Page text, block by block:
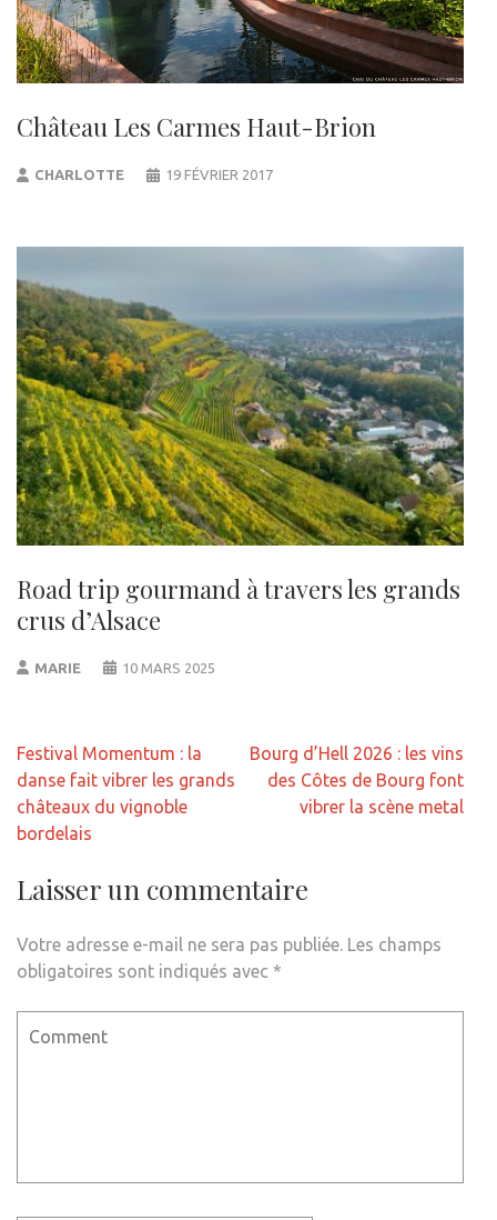
Château Les Carmes Haut-Brion
CHARLOTTE 19 FÉVRIER 2017
Road trip gourmand à travers les grands
crus d’Alsace
MARIE 10 MARS 2025
Navigation
de
l’article
Festival Momentum : la
danse fait vibrer les grands
châteaux du vignoble
bordelais
Bourg d’Hell 2026 : les vins
des Côtes de Bourg font
vibrer la scène metal
Laisser un commentaire
Votre adresse e-mail ne sera pas publiée. Les champs
obligatoires sont indiqués avec *